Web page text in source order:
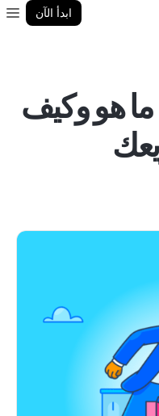
ابدأ الآن
ما هو وكيف